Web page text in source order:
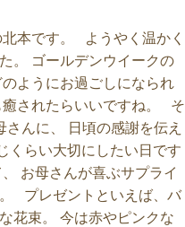
本です。 ようやく温かく
。 ゴールデンウイークの
ようにお過ごしになられ
癒されたらいいですね。 そ
んに、 日頃の感謝を伝え
くらい大切にしたい日です
お母さんが喜ぶサプライ
プレゼントといえば、バ
花束。 今は赤やピンクな